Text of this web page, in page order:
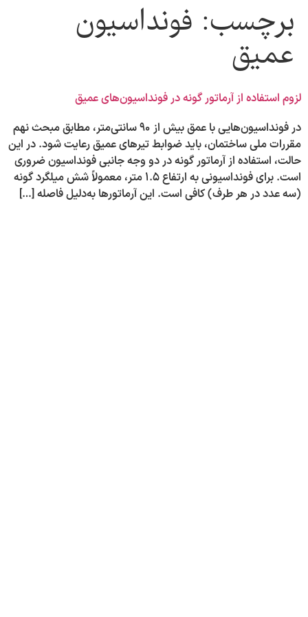
برچسب: فونداسیون
عمیق
لزوم استفاده از آرماتور گونه در فونداسیون‌های عمیق
در فونداسیون‌هایی با عمق بیش از ۹۰ سانتی‌متر، مطابق مبحث نهم
مقررات ملی ساختمان، باید ضوابط تیرهای عمیق رعایت شود. در این
حالت، استفاده از آرماتور گونه در دو وجه جانبی فونداسیون ضروری
است. برای فونداسیونی به ارتفاع ۱.۵ متر، معمولاً شش میلگرد گونه
(سه عدد در هر طرف) کافی است. این آرماتورها به‌دلیل فاصله […]